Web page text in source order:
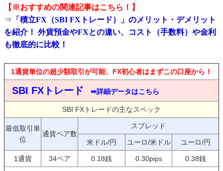
【※おすすめの関連記事はこちら！】
⇒ 「積立FX（SBI FXトレード）」のメリット・デメリット
を紹介！ 外貨預金やFXとの違い、コスト（手数料）や金利
も徹底的に比較！
1通貨単位の超少額取引が可能、FX初心者はまずこの口座から！
SBI FXトレード ⇛詳細データはこちら
SBI FXトレードの主なスペック
最低取引単
位
通貨ペア数
スプレッド
米ドル/円 ユーロ/米ドル ユーロ/円
1通貨 34ペア 0.18銭 0.30pips 0.38銭